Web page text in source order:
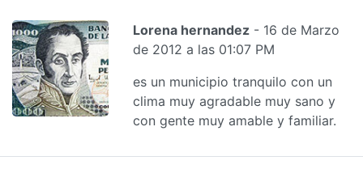
Lorena hernandez - 16 de Marzo
de 2012 a las 01:07 PM
es un municipio tranquilo con un
clima muy agradable muy sano y
con gente muy amable y familiar.